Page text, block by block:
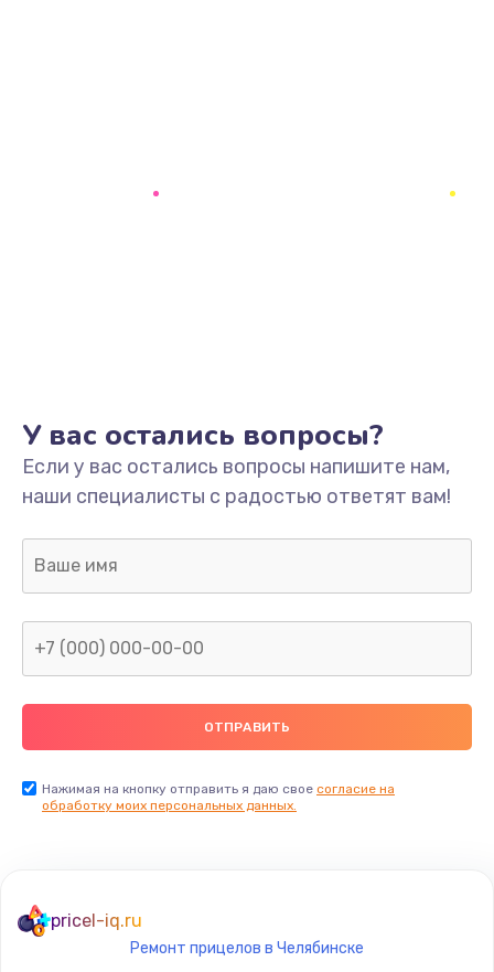
У вас остались вопросы?
Если у вас остались вопросы напишите нам,
наши специалисты с радостью ответят вам!
Нажимая на кнопку отправить я даю свое согласие на
обработку моих персональных данных.
pricel-iq.ru
Ремонт прицелов в Челябинске